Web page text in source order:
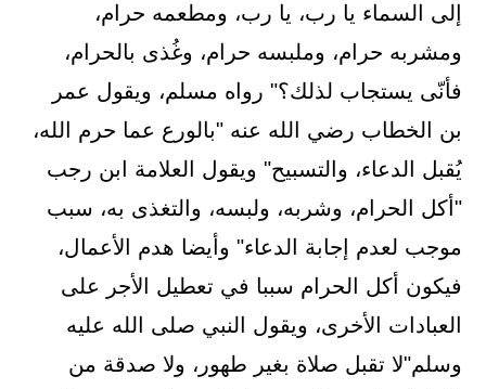
إلى السماء يا رب، يا رب، ومطعمه حرام،
ومشربه حرام، وملبسه حرام، وغُذى بالحرام،
فأنّى يستجاب لذلك؟" رواه مسلم، ويقول عمر
بن الخطاب رضي الله عنه "بالورع عما حرم الله،
يُقبل الدعاء، والتسبيح" ويقول العلامة ابن رجب
"أكل الحرام، وشربه، ولبسه، والتغذى به، سبب
موجب لعدم إجابة الدعاء" وأيضا هدم الأعمال،
فيكون أكل الحرام سببا في تعطيل الأجر على
العبادات الأخرى، ويقول النبي صلى الله عليه
وسلم"لا تقبل صلاة بغير طهور، ولا صدقة من